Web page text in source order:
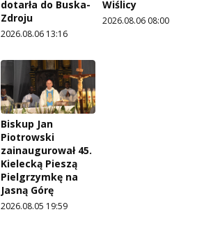
dotarła do Buska-
Zdroju
2026.08.06 13:16
Wiślicy
2026.08.06 08:00
Biskup Jan
Piotrowski
zainaugurował 45.
Kielecką Pieszą
Pielgrzymkę na
Jasną Górę
2026.08.05 19:59